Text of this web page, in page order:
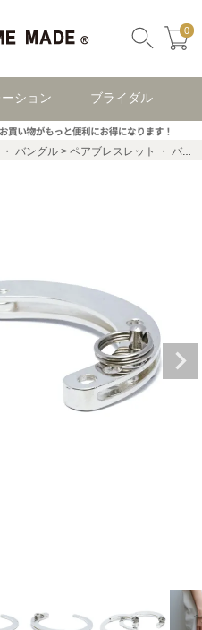
0
ション ブライダル
バングル ペアブレスレット ・ バングル